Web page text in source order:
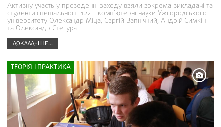
Активну участь у проведенні заходу взяли зокрема викладачі та
студенти спеціальності 122 – комп’ютерні науки Ужгородського
університету Олександр Міца, Сергій Вапнічний, Андрій Симкін
та Олександр Стегура
ДОКЛАДНІШЕ...
ТЕОРІЯ І ПРАКТИКА